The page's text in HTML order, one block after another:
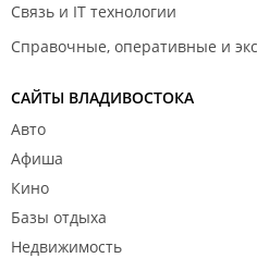
Связь и IT технологии
Справочные, оперативные и
САЙТЫ ВЛАДИВОСТОКА
Авто
Афиша
Кино
Базы отдыха
Недвижимость